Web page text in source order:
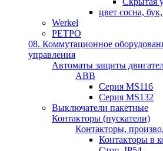
цвет сосна,
Werkel
РЕТРО
08. Коммутационное
управления
Автоматы защиты
ABB
Серия MS116
Серия MS132
Выключатели пакетные
Контакторы (пускатели)
Контакторы,
Контакторы в